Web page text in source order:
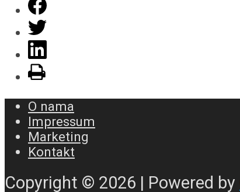
O nama
Impressum
Marketing
Kontakt
Copyright © 2026 | Powered by